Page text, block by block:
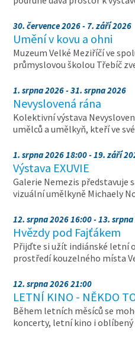
30. července 2026 - 7. září 2026
Umění v kovu a ohni
Muzeum Velké Meziříčí ve
průmyslovou školou Třebíč
1. srpna 2026 - 31. srpna 2026
Nevyslovená rána
Kolektivní výstava
umělců a umělkyň, kteří ve
1. srpna 2026 18:00 - 19. září
Výstava EXUVIE
Galerie Nemezis představuje
vizuální umělkyně Michaely
12. srpna 2026 16:00 - 13.
Hvězdy pod Fajťákem
Přijďte si užít indiánské letní
prostředí kouzelného místa
12. srpna 2026 21:00
LETNÍ KINO - NĚKDO
Během letních měsíců se
koncerty, letní kino i oblíbený